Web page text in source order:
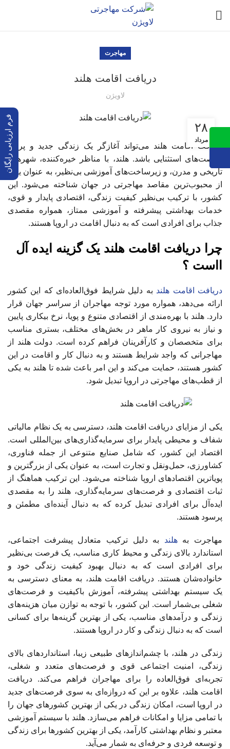
مهاجرت
دریافت اقامت هلند
لاویژن
۲۸
مرداد
دریافت اقامت هلند می‌تواند آغازگر یک زندگی جدید و پر از
فرصت‌های استثنایی باشد. هلند، با مناظر خیره‌کننده، شهرهای
تاریخی و مدرن، و زیرساخت‌های آموزشی بی‌نظیر، به عنوان یکی
از محبوب‌ترین مقاصد مهاجرتی در جهان شناخته می‌شود. این
کشور، با ترکیب بی‌نظیر کیفیت زندگی، اقتصادی پایدار و قوی،
خدمات بهداشتی پیشرفته و آموزشی ممتاز، همواره مقصدی
جذاب برای افرادی است که به دنبال اقامت در اروپا هستند.
چرا دریافت اقامت هلند یک گزینه ایده آل
ااست ؟
دریافت اقامت هلند به دلیل شرایط فوق‌العاده‌ای که این کشور
ارائه می‌دهد، همواره مورد توجه مهاجران از سراسر جهان قرار
دارد. هلند با بهره‌مندی از اقتصادی متنوع و پویا، نرخ بیکاری پایین
و نیاز به نیروی کار ماهر در بخش‌های مختلف، بستری مناسب
برای متخصصان و کارآفرینان فراهم کرده است. دولت هلند از
مهاجرانی که واجد شرایط هستند و به دنبال کار و اقامت در این
کشور هستند، حمایت می‌کند و این امر باعث شده تا هلند به یکی
از قطب‌های مهاجرتی در اروپا تبدیل شود.
یکی از مزایای دریافت اقامت هلند، دسترسی به یک نظام مالیاتی
شفاف و محیطی پایدار برای سرمایه‌گذاری‌های بین‌المللی است.
اقتصاد این کشور، که شامل صنایع متنوعی از جمله فناوری،
کشاورزی، حمل‌ونقل و تجارت است، به عنوان یکی از بزرگترین و
پویاترین اقتصادهای اروپا شناخته می‌شود. این ترکیب هماهنگ از
ثبات اقتصادی و فرصت‌های سرمایه‌گذاری، هلند را به مقصدی
ایده‌آل برای افرادی تبدیل کرده که به دنبال آینده‌ای مطمئن و
پرسود هستند.
مهاجرت بههلند به دلیل ترکیب متعادل پیشرفت اجتماعی،
استاندارد بالای زندگی و محیط کاری مناسب، یک فرصت بی‌نظیر
برای افرادی است که به دنبال بهبود کیفیت زندگی خود و
خانواده‌شان هستند. دریافت اقامت هلند، به معنای دسترسی به
یک سیستم بهداشتی پیشرفته، آموزش باکیفیت و فرصت‌های
شغلی بی‌شمار است. این کشور، با توجه به توازن میان هزینه‌های
زندگی و درآمدهای مناسب، یکی از بهترین گزینه‌ها برای کسانی
است که به دنبال زندگی و کار در اروپا هستند.
زندگی در هلند، با چشم‌اندازهای طبیعی زیبا، استانداردهای بالای
زندگی، امنیت اجتماعی قوی و فرصت‌های متعدد و شغلی،
تجربه‌ای فوق‌العاده را برای مهاجران فراهم می‌کند. دریافت
اقامت هلند، علاوه بر این که دروازه‌ای به سوی فرصت‌های جدید
در اروپا است، امکان زندگی در یکی از بهترین کشورهای جهان را
با تمامی مزایا و امکانات فراهم می‌سازد. هلند با سیستم آموزشی
معتبر و نظام بهداشتی کارآمد، یکی از بهترین کشورها برای زندگی
و توسعه فردی و حرفه‌ای به شمار می‌آید.
فرم ارزیابی رایگان